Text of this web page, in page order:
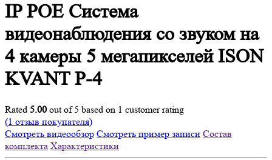
IP POE Система
видеонаблюдения со звуком на
4 камеры 5 мегапикселей ISON
KVANT P-4
Rated 5.00 out of 5 based on 1 customer rating
(1 отзыв покупателя)
Смотреть видеообзор Смотреть пример записи Состав
комплекта Характеристики